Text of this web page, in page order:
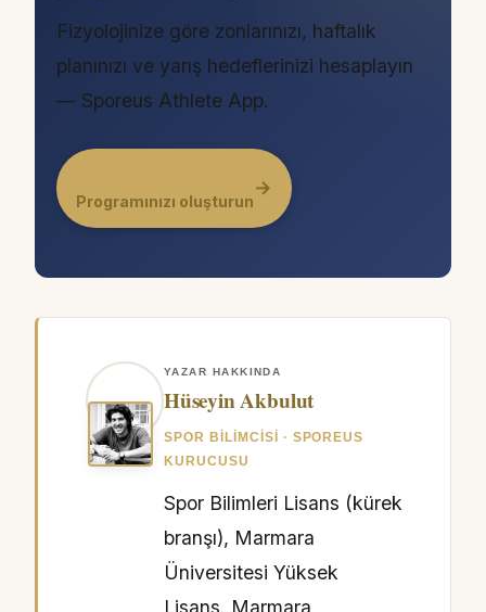
Fizyolojinize göre zonlarınızı, haftalık
planınızı ve yarış hedeflerinizi hesaplayın
— Sporeus Athlete App.
Programınızı oluşturun
→
YAZAR HAKKINDA
Hüseyin Akbulut
SPOR BILIMCISI · SPOREUS
KURUCUSU
Spor Bilimleri Lisans (kürek
branşı), Marmara
Üniversitesi Yüksek
Lisans. Marmara